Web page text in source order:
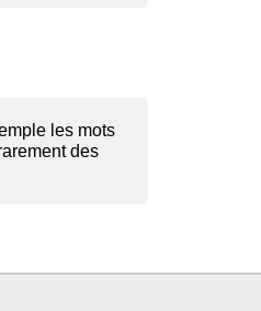
les mots
des